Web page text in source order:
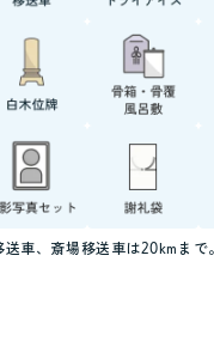
車、斎場移送車は20kmまで